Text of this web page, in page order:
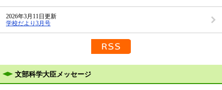
2026年3月11日更新
学校だより3月号
文部科学大臣メッセージ